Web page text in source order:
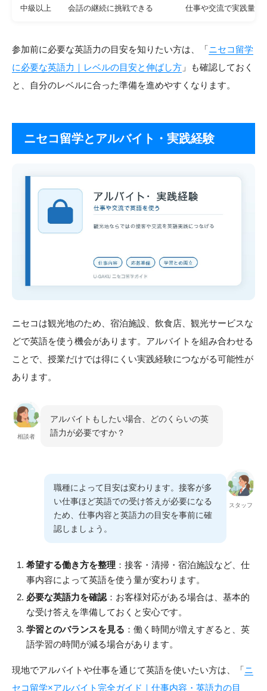
中級以上 会話の継続に挑戦できる 仕事や交流で実践量を
参加前に必要な英語力の目安を知りたい方は、「ニセコ留学
に必要な英語力｜レベルの目安と伸ばし方 」も確認しておく
と、自分のレベルに合った準備を進めやすくなります。
ニセコ留学とアルバイト・実践経験
ニセコは観光地のため、宿泊施設、飲食店、観光サービスな
どで英語を使う機会があります。アルバイトを組み合わせる
ことで、授業だけでは得にくい実践経験につながる可能性が
あります。
相談者
アルバイトもしたい場合、どのくらいの英
語力が必要ですか？
スタッフ
職種によって目安は変わります。接客が多
い仕事ほど英語での受け答えが必要になる
ため、仕事内容と英語力の目安を事前に確
認しましょう。
希望する働き方を整理 ：接客・清掃・宿泊施設など、仕
事内容によって英語を使う量が変わります。
必要な英語力を確認 ：お客様対応がある場合は、基本的
な受け答えを準備しておくと安心です。
学習とのバランスを見る ：働く時間が増えすぎると、英
語学習の時間が減る場合があります。
現地でアルバイトや仕事を通じて英語を使いたい方は、「ニ
セコ留学×アルバイト完全ガイド｜仕事内容・英語力の目